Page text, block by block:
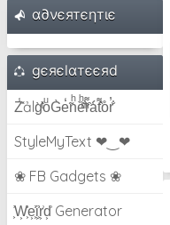
α∂νєятєηтιє
gєяєlαтєєяd
Z̾̽ảlg̀͐ͭ̽oͧG̀e̒̃nͪȅͪͫ̏̐r͌̑á͑t͌̑͛o̊r̓̐
StyleMyText ❤‿❤
❀ FB Gadgets ❀
͕͗W͕͕͗͗e͕͕͗͗i͕͕͗͗r͕͗d͕͗ Generator